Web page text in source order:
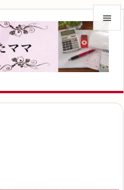


メニュ

